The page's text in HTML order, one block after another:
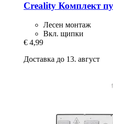
Creality Комплект
Лесен монтаж
Вкл. щипки
€ 4,99
Доставка до 13. август